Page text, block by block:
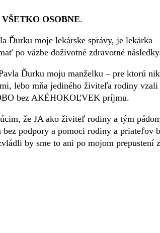
OSOBNE.
Ďurku moje lekárske správy, je lekárka
po väzbe doživotné zdravotné
Ďurku moju manželku – pre ktorú
lebo mňa jediného živiteľa rodiny vzali
bez AKÉHOKOĽVEK príjmu.
že JA ako živiteľ rodiny a tým
podpory a pomoci rodiny a priateľov
by sme to ani po mojom